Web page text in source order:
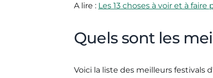
A lire : Les 13 choses à voir et à faire
Quels sont les
Voici la liste des meilleurs festivals